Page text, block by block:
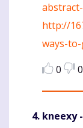
http://
ways-
0
0
kneexy-